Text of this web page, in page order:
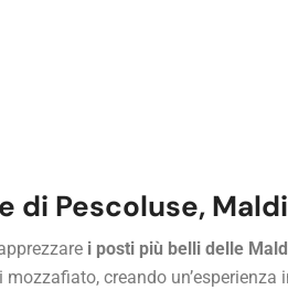
di Pescoluse,
i posti più belli delle
creando